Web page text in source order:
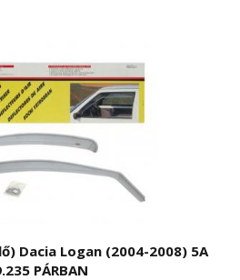
Dacia Logan (2004-2008) 5A
PÁRBAN